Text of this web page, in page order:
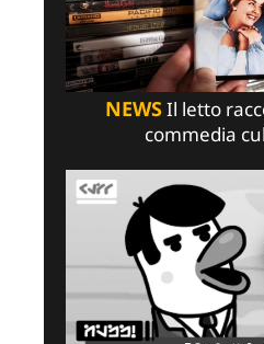
NEWSIl letto
commedia